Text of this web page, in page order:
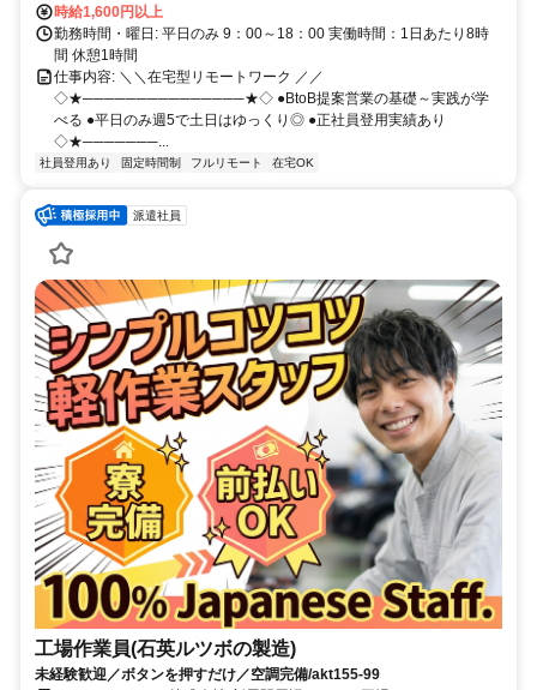
時給1,600円以上
勤務時間・曜日: 平日のみ 9：00～18：00 実働時間：1日あたり8時
間 休憩1時間
仕事内容: ＼＼在宅型リモートワーク ／／
◇★───────────────★◇ ●BtoB提案営業の基礎～実践が学
べる ●平日のみ週5で土日はゆっくり◎ ●正社員登用実績あり
◇★───────...
社員登用あり 固定時間制 フルリモート 在宅OK
派遣社員
工場作業員(石英ルツボの製造)
未経験歓迎／ボタンを押すだけ／空調完備/akt155-99